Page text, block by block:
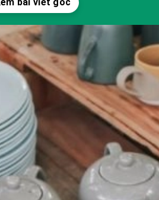
https://yeukhoahoc.edu.vn/vat-lieu-nano-gom-chiu-nhiet